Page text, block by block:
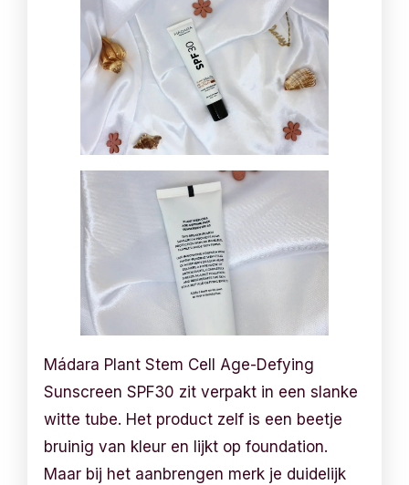
Mádara Plant Stem Cell Age-Defying
Sunscreen SPF30 zit verpakt in een slanke
witte tube. Het product zelf is een beetje
bruinig van kleur en lijkt op foundation.
Maar bij het aanbrengen merk je duidelijk